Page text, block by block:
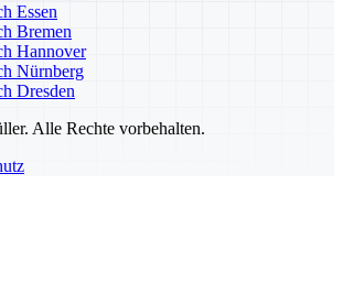
Essen
Bremen
Hannover
Nürnberg
Dresden
Alle Rechte vorbehalten.